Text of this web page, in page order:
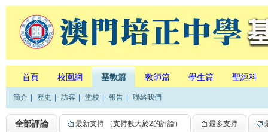
首頁 校園網 基教篇 教師篇 學生篇 聖經科
簡介 歷史 訪客 堂校 報告 聯絡我們
全部評論 最新支持 （支持數大於2的評論） 最多支持